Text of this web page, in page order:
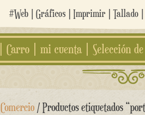
#Web | Gráficos | Imprimir | Tallado |
Carro mi cuenta Selección
Comercio / Productos etiquetados